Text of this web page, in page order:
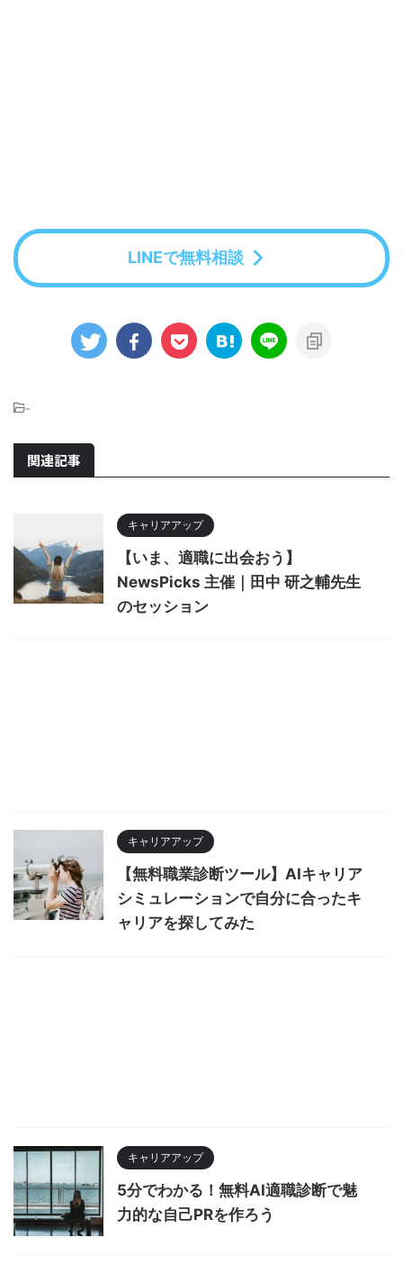
LINEで無料相談
-
関連記事
キャリアアップ
【いま、適職に出会おう】
NewsPicks 主催｜田中 研之輔先生
のセッション
キャリアアップ
【無料職業診断ツール】AIキャリア
シミュレーションで自分に合ったキ
ャリアを探してみた
キャリアアップ
5分でわかる！無料AI適職診断で魅
力的な自己PRを作ろう